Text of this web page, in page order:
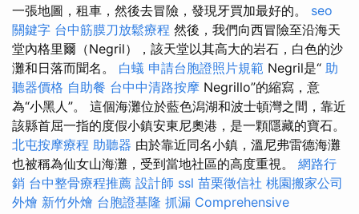
一張地圖，租車，然後去冒險，發現牙買加最好的。 seo
關鍵字 台中筋膜刀放鬆療程 然後，我們向西冒險至沿海天
堂內格里爾（Negril），該天堂以其高大的岩石，白色的沙
灘和日落而聞名。 白蟻 申請台胞證照片規範 Negril是“ 助
聽器價格 自助餐 台中中清路按摩 Negrillo”的縮寫，意
為“小黑人”。 這個海灘位於藍色潟湖和波士頓灣之間，靠近
該縣首屈一指的度假小鎮安東尼奧港，是一顆隱藏的寶石。
北屯按摩療程 助聽器 由於靠近同名小鎮，溫尼弗雷德海灘
也被稱為仙女山海灘，受到當地社區的高度重視。 網路行
銷 台中整骨療程推薦 設計師 ssl 苗栗徵信社 桃園搬家公司
外燴 新竹外燴 台胞證基隆 抓漏 Comprehensive